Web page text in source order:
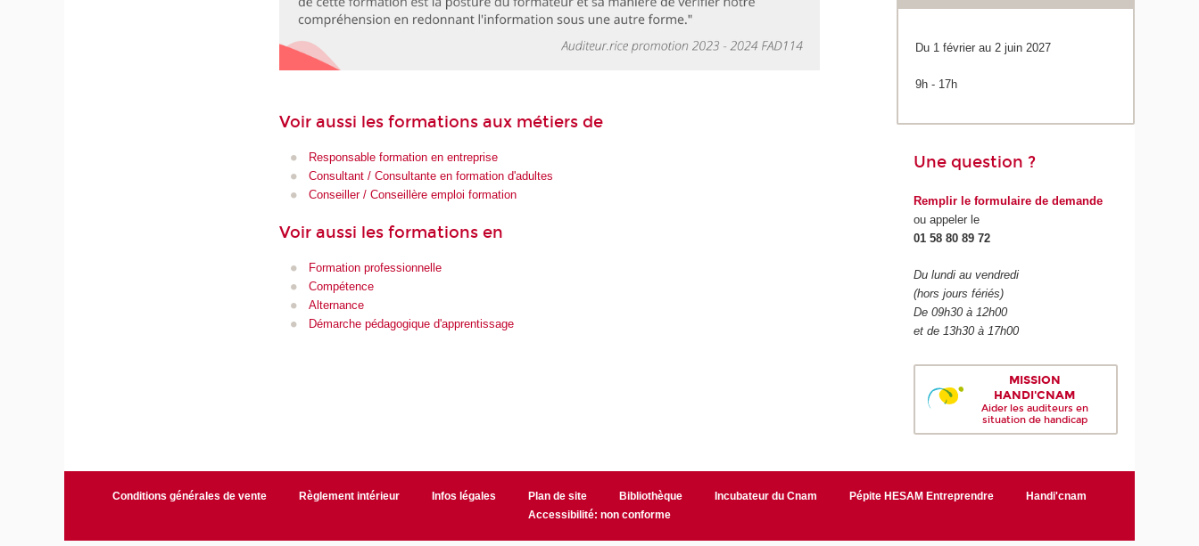
Voir aussi les formations aux métiers de
Responsable formation en entreprise
Consultant / Consultante en formation d'adultes
Conseiller / Conseillère emploi formation
Voir aussi les formations en
Formation professionnelle
Compétence
Alternance
Démarche pédagogique d'apprentissage
Du 1 février au 2 juin 2027
9h - 17h
Une question ?
Remplir le formulaire de demande
ou appeler le
01 58 80 89 72
Du lundi au vendredi
(hors jours fériés)
De 09h30 à 12h00
et de 13h30 à 17h00
MISSION
HANDI'CNAM
Aider les auditeurs en
situation de handicap
Conditions générales de vente Règlement intérieur Infos légales Plan de site Bibliothèque Incubateur du Cnam Pépite HESAM Entreprendre
Handi'cnam
Accessibilité: non conforme